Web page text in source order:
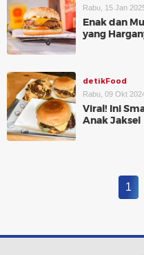
Rabu, 15 Jan
Enak dan
yang
detikFood
Rabu, 09 Okt
Viral! Ini
Anak Jaksel
1